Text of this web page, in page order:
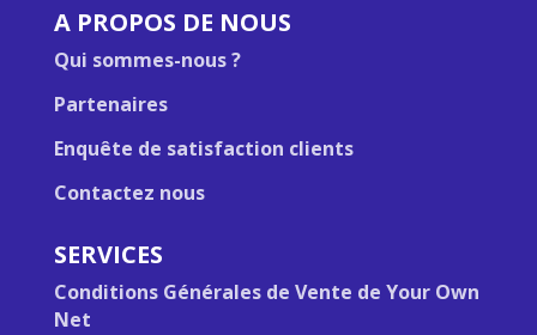
A PROPOS DE NOUS
Qui sommes-nous ?
Partenaires
Enquête de satisfaction clients
Contactez nous
SERVICES
Conditions Générales de Vente de Your Own
Net